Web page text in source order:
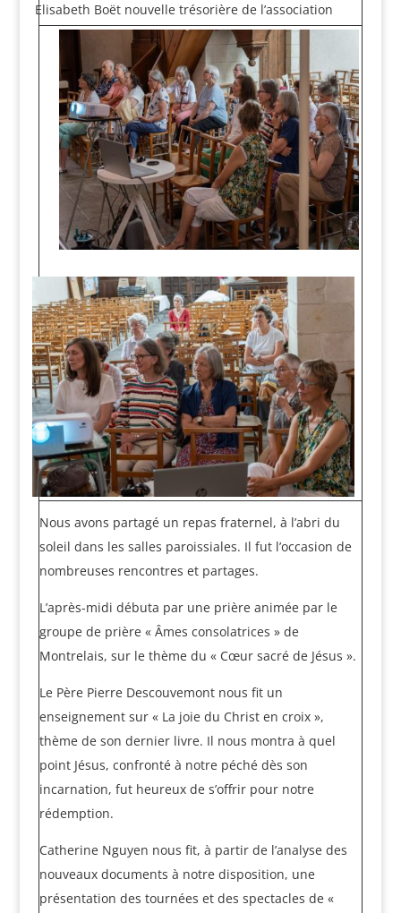
Elisabeth Boët nouvelle trésorière de l’association
Nous avons partagé un repas fraternel, à l’abri du
soleil dans les salles paroissiales. Il fut l’occasion de
nombreuses rencontres et partages.
L’après-midi débuta par une prière animée par le
groupe de prière « Âmes consolatrices » de
Montrelais, sur le thème du « Cœur sacré de Jésus ».
Le Père Pierre Descouvemont nous fit un
enseignement sur « La joie du Christ en croix »,
thème de son dernier livre. Il nous montra à quel
point Jésus, confronté à notre péché dès son
incarnation, fut heureux de s’offrir pour notre
rédemption.
Catherine Nguyen nous fit, à partir de l’analyse des
nouveaux documents à notre disposition, une
présentation des tournées et des spectacles de «